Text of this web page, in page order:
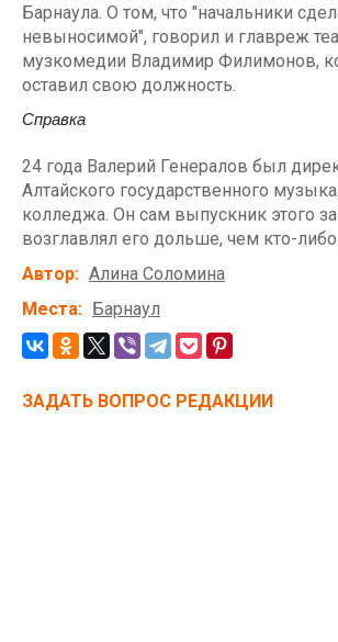
Барнаула. О том, что "начальники
невыносимой", говорил и главреж
музкомедии Владимир Филимонов,
оставил свою должность.
Справка
24 года Валерий Генералов был
Алтайского государственного
колледжа. Он сам выпускник этого
возглавлял его дольше, чем кто-либо
Автор
Алина Соломина
Места
Барнаул
ЗАДАТЬ ВОПРОС РЕДАКЦИИ